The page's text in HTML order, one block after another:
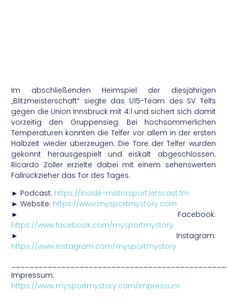
Im abschließenden Heimspiel der diesjährigen
„Blitzmeisterschaft“ siegte das U15-Team des SV Telfs
gegen die Union Innsbruck mit 4:1 und sichert sich damit
vorzeitig den Gruppensieg. Bei hochsommerlichen
Temperaturen konnten die Telfer vor allem in der ersten
Halbzeit wieder überzeugen. Die Tore der Telfer wurden
gekonnt herausgespielt und eiskalt abgeschlossen.
Ricardo Zoller erzielte dabei mit einem sehenswerten
Fallrückzieher das Tor des Tages.
► Podcast: https://inside-motorsport.letscast.fm
► Website: https://www.mysportmystory.com
► Facebook:
https://www.facebook.com/mysportmystory
► Instagram:
https://www.instagram.com/mysportmystory
Impressum:
https://www.mysportmystory.com/impressum